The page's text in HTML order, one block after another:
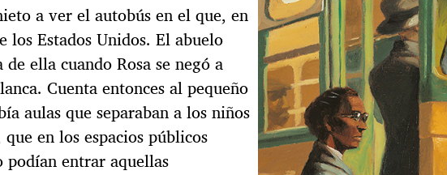
a ver el autobús en el que, en
los Estados Unidos. El abuelo
ella cuando Rosa se negó a
Cuenta entonces al pequeño
aulas que separaban a los niños
en los espacios públicos
podían entrar aquellas